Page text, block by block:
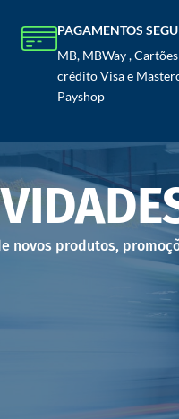
PAGAMENTOS
MB, MBWay ,
crédito Visa e
Payshop
novos produtos,